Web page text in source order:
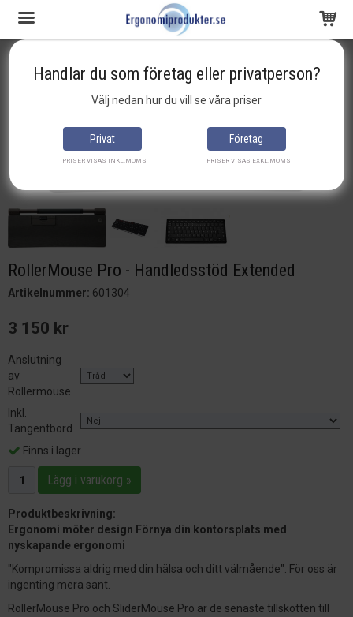
Produkten har blivit tillagd i varukorgen
Startsida
RollerMouse Pro - Handledsstöd Extended
Artikelnummer: 601304
3 150 kr
Anslutning
av
Rollermouse
Inkl.
Tangentbord
Finns i lager
Lägg i varukorg »
Produktbeskrivning:
Ergonomi möter design Förnya din kontorsplats med
nyskapande ergonomi
"Kompromissa aldrig med din hälsa och ditt välmående". För oss är
ingenting mera sant.
RollerMouse Pro och SliderMouse Pro är de senaste tillskotten till
Handlar du som företag eller privatperson?
Välj nedan hur du vill se våra priser
Privat
PRISER VISAS INKL.MOMS
Företag
PRISER VISAS EXKL.MOMS